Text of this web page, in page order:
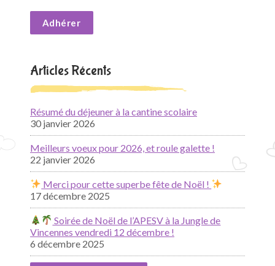
Adhérer
Articles Récents
Résumé du déjeuner à la cantine scolaire
30 janvier 2026
Meilleurs voeux pour 2026, et roule galette !
22 janvier 2026
Merci pour cette superbe fête de Noël !
17 décembre 2025
Soirée de Noël de l’APESV à la Jungle de
Vincennes vendredi 12 décembre !
6 décembre 2025